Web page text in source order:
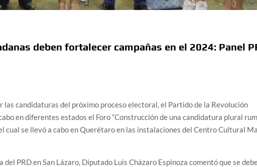
deben fortalecer campañas en el 2024: Panel
las candidaturas del próximo proceso electoral, el Partido de la Revolución
en diferentes estados el Foro “Construcción de una candidatura plural
cual se llevó a cabo en Querétaro en las instalaciones del Centro Cultural
del PRD en San Lázaro, Diputado Luis Cházaro Espinoza comentó que se